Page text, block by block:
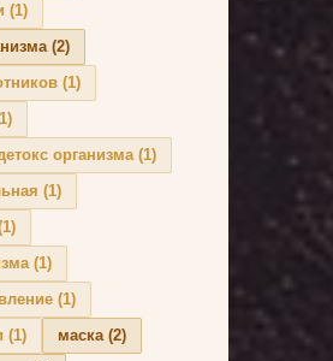
(1)
(2)
(1)
организма(1)
(1)
(1)
(1)
(1) маска(2)